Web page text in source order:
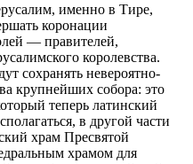
именно в Тире,
коронации
— правителей,
королевства.
сохранять невероятно-
крупнейших собора: это
теперь латинский
в другой части
храм Пресвятой
храмом для